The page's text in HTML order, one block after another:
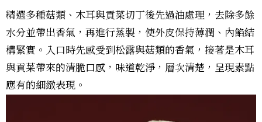
精選多種菇類、木耳與貢菜切丁後先過油處理，去除多餘
水分並帶出香氣，再進行蒸製，使外皮保持薄潤、內餡結
構緊實。入口時先感受到松露與菇類的香氣，接著是木耳
與貢菜帶來的清脆口感，味道乾淨，層次清楚，呈現素點
應有的細緻表現。